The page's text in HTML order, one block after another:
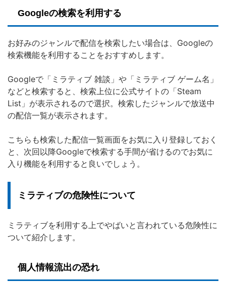
Googleの検索を利用する
お好みのジャンルで配信を検索したい場合は、Googleの
検索機能を利用することをおすすめします。
Googleで「ミラティブ 雑談」や「ミラティブ ゲーム名」
などと検索すると、検索上位に公式サイトの「Steam
List」が表示されるので選択。検索したジャンルで放送中
の配信一覧が表示されます。
こちらも検索した配信一覧画面をお気に入り登録しておく
と、次回以降Googleで検索する手間が省けるのでお気に
入り機能を利用すると良いでしょう。
ミラティブの危険性について
ミラティブを利用する上でやばいと言われている危険性に
ついて紹介します。
個人情報流出の恐れ